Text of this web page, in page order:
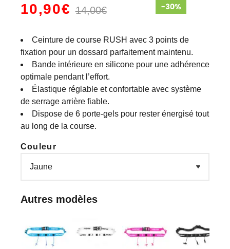
10,90€14,00€
Ceinture de course RUSH avec 3 points de
fixation pour un dossard parfaitement maintenu.
Bande intérieure en silicone pour une adhérence
optimale pendant l’effort.
Élastique réglable et confortable avec système
de serrage arrière fiable.
Dispose de 6 porte-gels pour rester énergisé tout
au long de la course.
Couleur
Autres modèles